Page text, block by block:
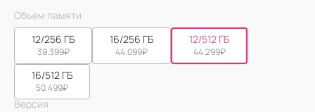
Объем памяти
12/256 ГБ
39.399₽
16/256 ГБ
44.099₽
12/512 ГБ
44.299₽
16/512 ГБ
50.499₽
Версия